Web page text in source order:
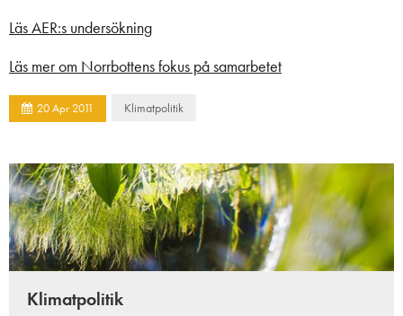
Läs AER:s undersökning
Läs mer om Norrbottens fokus på samarbetet
20Apr 2011 Klimatpolitik
Klimatpolitik